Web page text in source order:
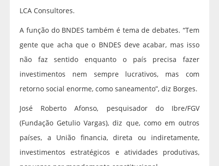
LCA Consultores.
A função do BNDES também é tema de debates. “Tem
gente que acha que o BNDES deve acabar, mas isso
não faz sentido enquanto o país precisa fazer
investimentos nem sempre lucrativos, mas com
retorno social enorme, como saneamento”, diz Borges.
José Roberto Afonso, pesquisador do Ibre/FGV
(Fundação Getulio Vargas), diz que, como em outros
países, a União financia, direta ou indiretamente,
investimentos estratégicos e atividades produtivas,